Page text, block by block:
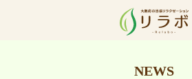
NEWS